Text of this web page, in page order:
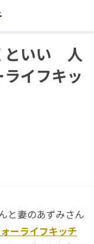
といい 人
イフキッ
と妻のあずみさん
ーライフキッチ